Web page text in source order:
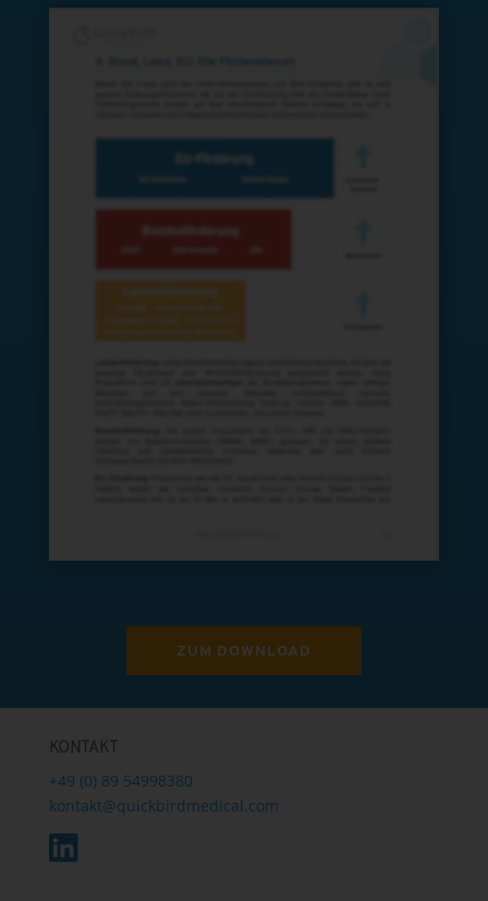
ZUM DOWNLOAD
KONTAKT
+49 (0) 89 54998380
kontakt@quickbirdmedical.com